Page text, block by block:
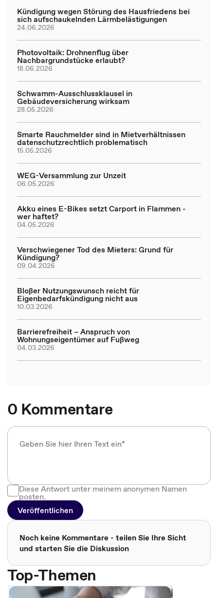
Kündigung wegen Störung des Hausfriedens bei
sich aufschaukelnden Lärmbelästigungen
24.06.2026
Photovoltaik: Drohnenflug über
Nachbargrundstücke erlaubt?
18.06.2026
Schwamm-Ausschlussklausel in
Gebäudeversicherung wirksam
28.05.2026
Smarte Rauchmelder sind in Mietverhältnissen
datenschutzrechtlich problematisch
15.05.2026
WEG-Versammlung zur Unzeit
06.05.2026
Akku eines E-Bikes setzt Carport in Flammen -
wer haftet?
04.05.2026
Verschwiegener Tod des Mieters: Grund für
Kündigung?
09.04.2026
Bloßer Nutzungswunsch reicht für
Eigenbedarfskündigung nicht aus
10.03.2026
Barrierefreiheit – Anspruch von
Wohnungseigentümer auf Fußweg
04.03.2026
0 Kommentare
Diese Antwort unter meinem anonymen Namen
posten.
Veröffentlichen
Noch keine Kommentare - teilen Sie Ihre Sicht
und starten Sie die Diskussion
Top-Themen